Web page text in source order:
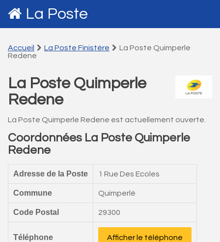
La Poste
Accueil La Poste Finistére
La Poste Quimperle
Redene
La Poste Quimperle
Redene
La Poste Quimperle Redene est actuellement ouverte.
Coordonnées La Poste Quimperle
Redene
Adresse de la Poste 1 Rue Des Ecoles
Commune Quimperlé
Code Postal 29300
Téléphone Afficher le téléphone